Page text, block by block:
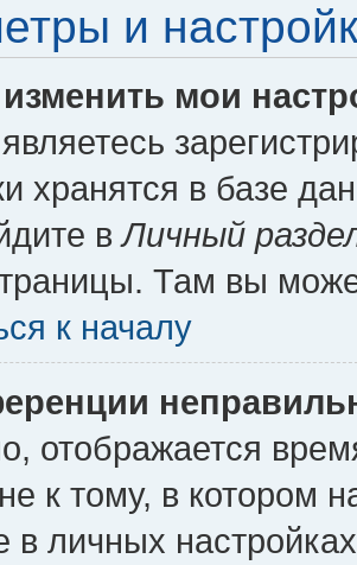
и
мои
хранятся в базе
вЛичный
Там вы
к началу
отображается
к тому, в котором
в личных